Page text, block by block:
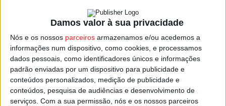
Damos valor à sua privacidade
Nós e os nossos parceiros armazenamos e/ou acedemos a
informações num dispositivo, como cookies, e processamos
dados pessoais, como identificadores únicos e informações
padrão enviadas por um dispositivo para publicidade e
conteúdos personalizados, medição de publicidade e
conteúdos, pesquisa de audiências e desenvolvimento de
serviços. Com a sua permissão, nós e os nossos parceiros
realizador português, ao longo de três dias.
As duas secções habituais do festival terão um prémio
monetário de 1.500 euros para os respetivos vencedores.
Lembra a organização que a competição local é dedicada
a filmes realizados no distrito de Viseu ou por autores do
distrito, com duração até 30 minutos.